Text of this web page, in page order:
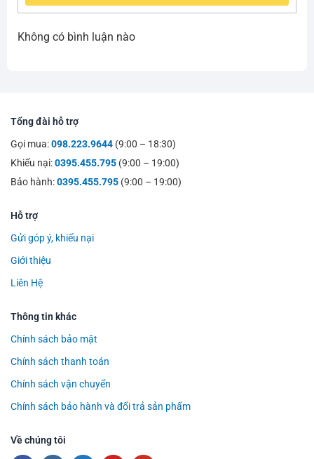
Không có bình luận nào
Tổng đài hỗ trợ
Gọi mua:098.223.9644 (9:00 – 18:30)
Khiếu nại:0395.455.795 (9:00 – 19:00)
Bảo hành:0395.455.795 (9:00 – 19:00)
Hỗ trợ
Gửi góp ý, khiếu nại
Giới thiệu
Liên Hệ
Thông tin khác
Chính sách bảo mật
Chính sách thanh toán
Chính sách vận chuyển
Chính sách bảo hành và đổi trả sản phẩm
Về chúng tôi